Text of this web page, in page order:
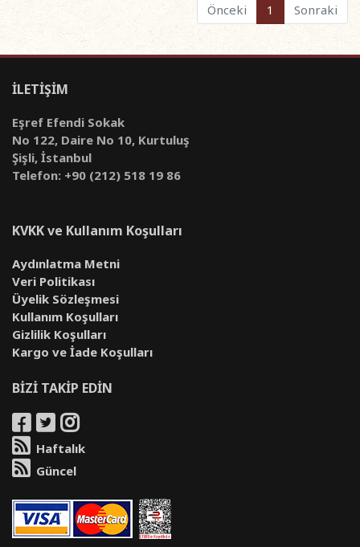
Önceki
1 Sonraki
İLETİŞİM
Eşref Efendi Sokak
No 122, Daire No 10, Kurtuluş
Şişli, İstanbul
Telefon: +90 (212) 518 19 86
KVKK ve Kullanım Koşulları
Aydınlatma Metni
Veri Politikası
Üyelik Sözleşmesi
Kullanım Koşulları
Gizlilik Koşulları
Kargo ve İade Koşulları
BİZİ TAKİP EDİN
Haftalık
Güncel